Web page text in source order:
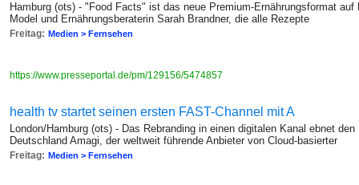
Hamburg (ots) - "Food Facts" ist das neue Premium-Ernährungsformat
Model und Ernährungsberaterin Sarah Brandner, die alle Rezepte
Freitag: Medien > Fernsehen
https://www.presseportal.de/pm/129156/5474857
health tv startet seinen ersten FAST-Channel mit A
London/Hamburg (ots) - Das Rebranding in einen digitalen Kanal ebnet
Deutschland Amagi, der weltweit führende Anbieter von Cloud-basierter
Freitag: Medien > Fernsehen